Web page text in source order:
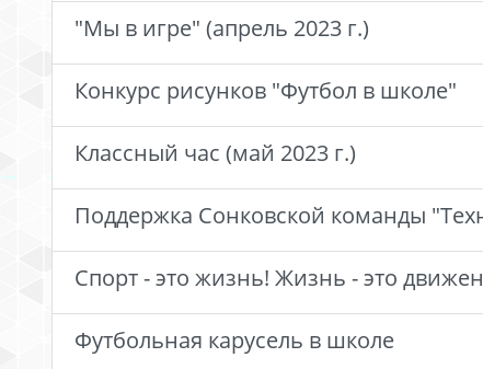
"Мы в игре" (апрель 2023 г.)
Конкурс рисунков "Футбол в школе"
Классный час (май 2023 г.)
Поддержка Сонковской команды
Спорт - это жизнь! Жизнь - это
Футбольная карусель в школе